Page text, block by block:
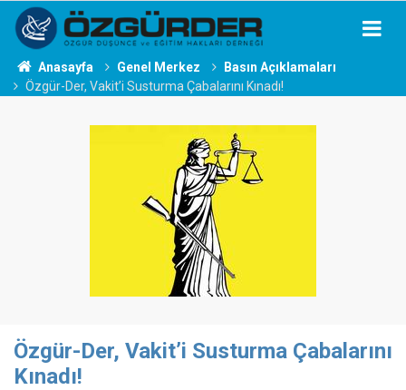
Anasayfa Genel Merkez
Basın Açıklamaları
Özgür-Der, Vakit’i Susturma Çabalarını Kınadı!
Özgür-Der, Vakit’i Susturma Çabalarını
Kınadı!